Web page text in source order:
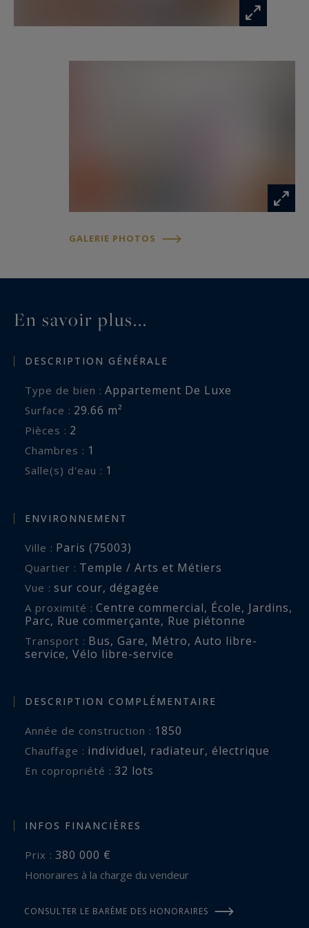
GALERIE PHOTOS
En savoir plus...
DESCRIPTION GÉNÉRALE
Type de bien : Appartement De Luxe
Surface : 29.66 m²
Pièces : 2
Chambres : 1
Salle(s) d'eau : 1
ENVIRONNEMENT
Ville : Paris (75003)
Quartier : Temple / Arts et Métiers
Vue : sur cour, dégagée
A proximité : Centre commercial, École, Jardins,
Parc, Rue commerçante, Rue piétonne
Transport : Bus, Gare, Métro, Auto libre-
service, Vélo libre-service
DESCRIPTION COMPLÉMENTAIRE
Année de construction : 1850
Chauffage : individuel, radiateur, électrique
En copropriété : 32 lots
INFOS FINANCIÈRES
Prix : 380 000 €
Honoraires à la charge du vendeur
CONSULTER LE BARÈME DES HONORAIRES